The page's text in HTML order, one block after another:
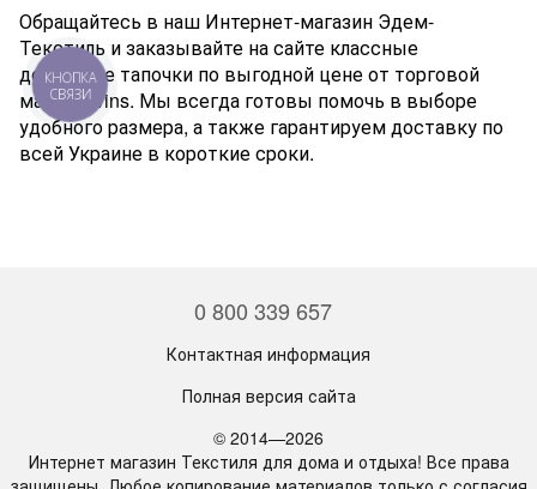
Обращайтесь в наш Интернет-магазин Эдем-
Текстиль и заказывайте на сайте классные
домашние тапочки по выгодной цене от торговой
марки Twins. Мы всегда готовы помочь в выборе
удобного размера, а также гарантируем доставку по
всей Украине в короткие сроки.
0 800 339 657
Контактная информация
Полная версия сайта
© 2014—2026
Интернет магазин Текстиля для дома и отдыха! Все права
КНОПКА
СВЯЗИ